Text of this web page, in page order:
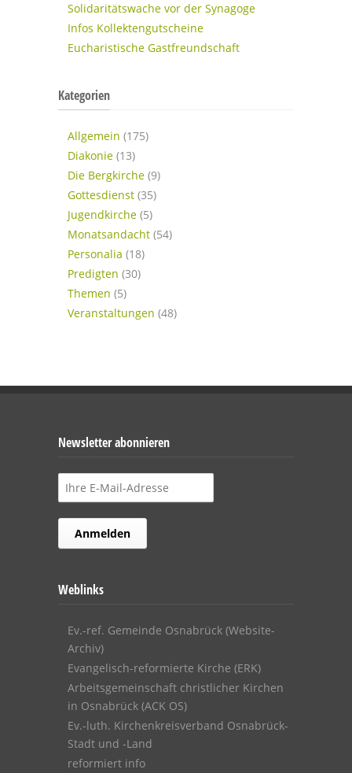
Solidaritätswache vor der Synagoge
Infos Kollektengutscheine
Eucharistische Gastfreundschaft
Kategorien
Allgemein (175)
Diakonie (13)
Die Bergkirche (9)
Gottesdienst (35)
Jugendkirche (5)
Monatsandacht (54)
Personalia (18)
Predigten (30)
Themen (5)
Veranstaltungen (48)
Newsletter abonnieren
Weblinks
Ev.-ref. Gemeinde Osnabrück (Website-
Archiv)
Evangelisch-reformierte Kirche (ERK)
Arbeitsgemeinschaft christlicher Kirchen
in Osnabrück (ACK OS)
Ev.-luth. Kirchenkreisverband Osnabrück-
Stadt und -Land
reformiert info